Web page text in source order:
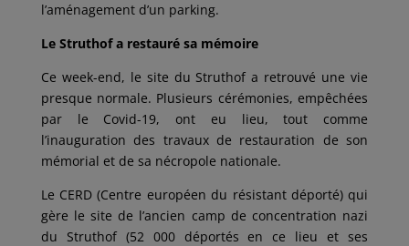
l’aménagement d’un parking.
Le Struthof a restauré sa mémoire
Ce week-end, le site du Struthof a retrouvé une vie
presque normale. Plusieurs cérémonies, empêchées
par le Covid-19, ont eu lieu, tout comme
l’inauguration des travaux de restauration de son
mémorial et de sa nécropole nationale.
Le CERD (Centre européen du résistant déporté) qui
gère le site de l’ancien camp de concentration nazi
du Struthof (52 000 déportés en ce lieu et ses